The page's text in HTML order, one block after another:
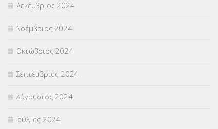
Δεκέμβριος 2024
Νοέμβριος 2024
Οκτώβριος 2024
Σεπτέμβριος 2024
Αύγουστος 2024
Ιούλιος 2024